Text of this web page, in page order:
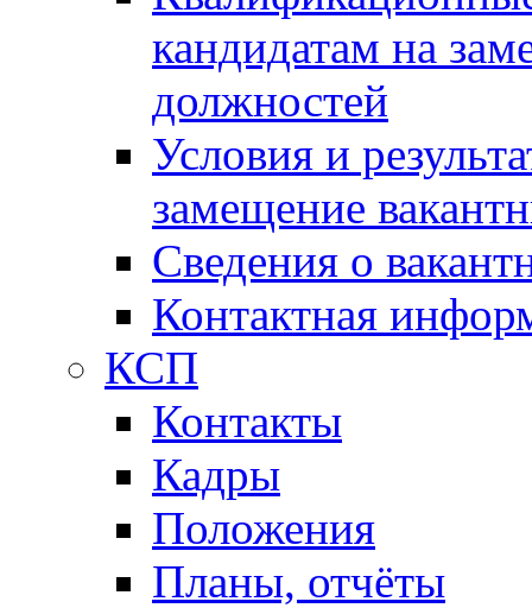
кандидатам на
должностей
Условия и
замещение
Сведения о
Контактная
КСП
Контакты
Кадры
Положения
Планы, отчёты